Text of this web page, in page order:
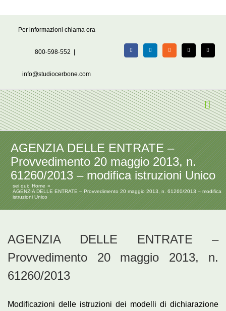
Per informazioni chiama ora
800-598-552
info@studiocerbone.com
FacebookLinkedIn Rss X Email
AGENZIA DELLE ENTRATE –
Provvedimento 20 maggio 2013, n.
61260/2013 – modifica istruzioni Unico
sei qui:
Home
AGENZIA DELLE ENTRATE – Provvedimento 20 maggio 2013, n. 61260/2013 – modifica
istruzioni Unico
AGENZIA DELLE ENTRATE –
Provvedimento 20 maggio 2013, n.
61260/2013
Modificazioni delle istruzioni dei modelli di dichiarazione